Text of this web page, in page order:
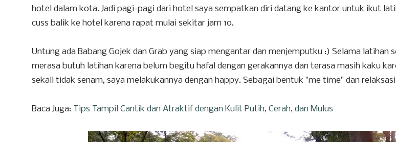
hotel dalam kota. Jadi pagi-pagi dari hotel saya sempatkan diri datang ke kantor untuk ikut
cuss balik ke hotel karena rapat mulai sekitar jam 10.
Untung ada Babang Gojek dan Grab yang siap mengantar dan menjemputku :) Selama latihan
merasa butuh latihan karena belum begitu hafal dengan gerakannya dan terasa masih kaku
sekali tidak senam, saya melakukannya dengan happy. Sebagai bentuk "me time" dan
Baca Juga: Tips Tampil Cantik dan Atraktif dengan Kulit Putih, Cerah, dan Mulus